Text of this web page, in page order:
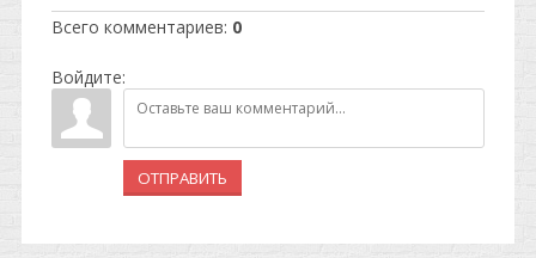
Всего комментариев: 0
Войдите:
ОТПРАВИТЬ